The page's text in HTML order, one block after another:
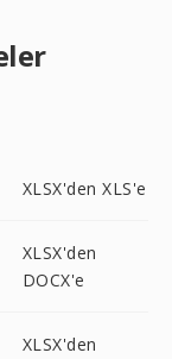
XLSX'den XLS'e
XLSX'den
DOCX'e
XLSX'den